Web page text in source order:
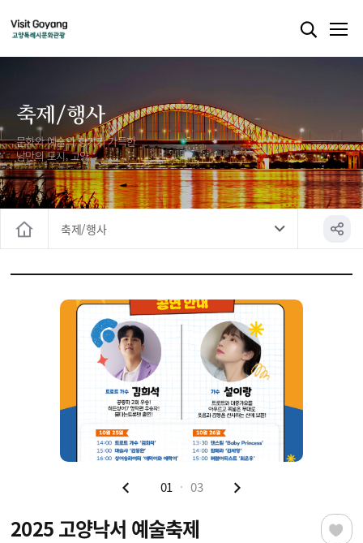
축제/행사
문화와 예술의 향기가 가득한
낭만의 도시, 고양
축제/행사
01 03
2025 고양낙서 예술축제